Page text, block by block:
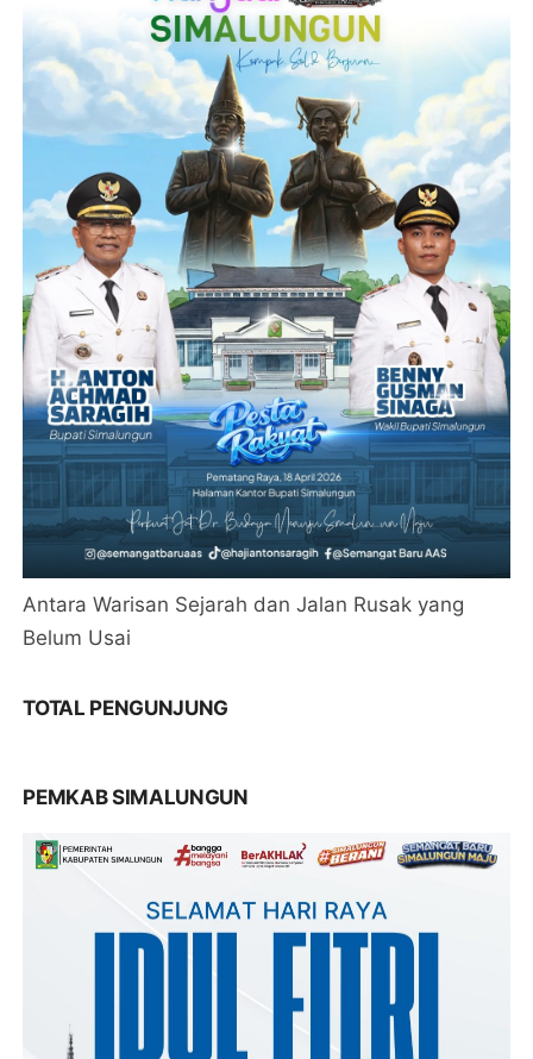
Antara Warisan Sejarah dan Jalan Rusak yang
Belum Usai
TOTAL PENGUNJUNG
PEMKAB SIMALUNGUN